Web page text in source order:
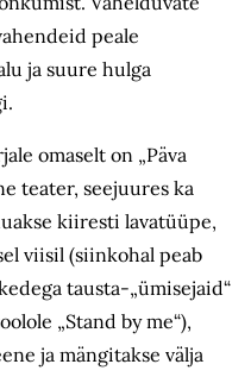
peale
ja suure hulga
omaselt on „Päva
teater, seejuures ka
kiiresti lavatüüpe,
viisil (siinkohal peab
tausta-„ümisejaid“
„Stand by me“),
ja mängitakse välja